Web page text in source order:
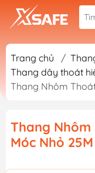
Trang chủ /
Thang dây thoát
Thang Nhôm
Thang Nhôm
Móc Nhỏ 25M